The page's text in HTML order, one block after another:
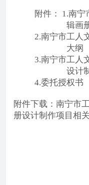
附件： 1.南宁
辑画
2.南宁市工人
大纲
3.南宁市工人
设计
4.委托授权书
附件下载： 南宁市
册设计制作项目相